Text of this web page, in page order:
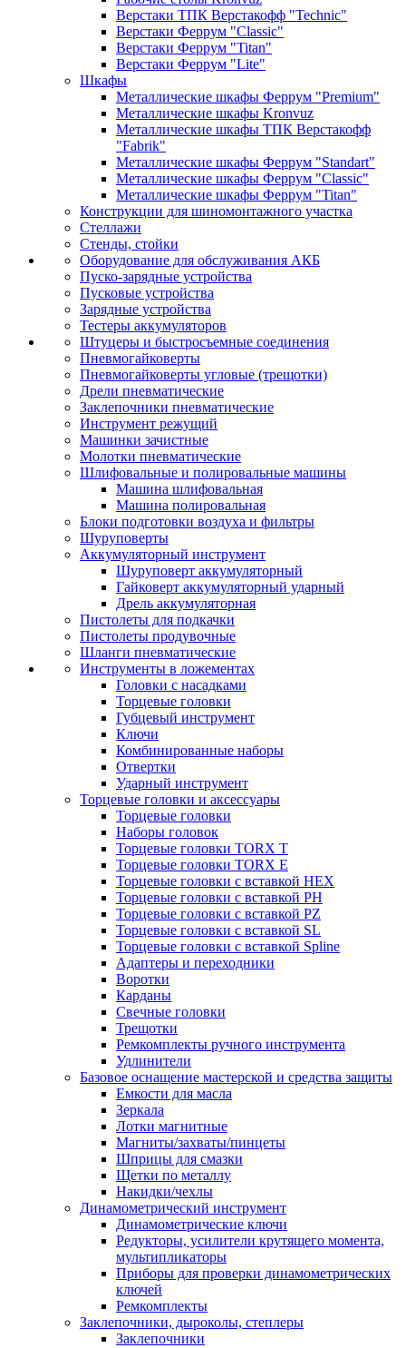
Верстаки ТПК Верстакофф "Technic"
Верстаки Феррум "Classic"
Верстаки Феррум "Titan"
Верстаки Феррум "Lite"
Шкафы
Металлические шкафы Феррум "Premium"
Металлические шкафы Kronvuz
Металлические шкафы ТПК Верстакофф
"Fabrik"
Металлические шкафы Феррум "Standart"
Металлические шкафы Феррум "Classic"
Металлические шкафы Феррум "Titan"
Конструкции для шиномонтажного участка
Стеллажи
Стенды, стойки
Оборудование для обслуживания АКБ
Пуско-зарядные устройства
Пусковые устройства
Зарядные устройства
Тестеры аккумуляторов
Штуцеры и быстросъемные соединения
Пневмогайковерты
Пневмогайковерты угловые (трещотки)
Дрели пневматические
Заклепочники пневматические
Инструмент режущий
Машинки зачистные
Молотки пневматические
Шлифовальные и полировальные машины
Машина шлифовальная
Машина полировальная
Блоки подготовки воздуха и фильтры
Шуруповерты
Аккумуляторный инструмент
Шуруповерт аккумуляторный
Гайковерт аккумуляторный ударный
Дрель аккумуляторная
Пистолеты для подкачки
Пистолеты продувочные
Шланги пневматические
Инструменты в ложементах
Головки с насадками
Торцевые головки
Губцевый инструмент
Ключи
Комбинированные наборы
Отвертки
Ударный инструмент
Торцевые головки и аксессуары
Торцевые головки
Наборы головок
Торцевые головки TORX T
Торцевые головки TORX Е
Торцевые головки с вставкой HEX
Торцевые головки с вставкой PH
Торцевые головки с вставкой PZ
Торцевые головки с вставкой SL
Торцевые головки с вставкой Spline
Адаптеры и переходники
Воротки
Карданы
Свечные головки
Трещотки
Ремкомплекты ручного инструмента
Удлинители
Базовое оснащение мастерской и средства защиты
Емкости для масла
Зеркала
Лотки магнитные
Магниты/захваты/пинцеты
Шприцы для смазки
Щетки по металлу
Накидки/чехлы
Динамометрический инструмент
Динамометрические ключи
Редукторы, усилители крутящего момента,
мультипликаторы
Приборы для проверки динамометрических
ключей
Ремкомплекты
Заклепочники, дыроколы, степлеры
Заклепочники